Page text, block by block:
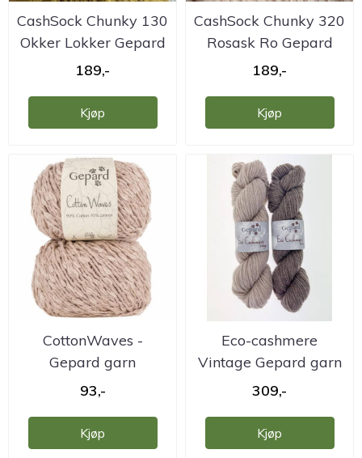
CashSock Chunky 130
Okker Lokker Gepard
189,-
Kjøp
CashSock Chunky 320
Rosask Ro Gepard
189,-
Kjøp
CottonWaves -
Gepard garn
93,-
Kjøp
Eco-cashmere
Vintage Gepard garn
309,-
Kjøp